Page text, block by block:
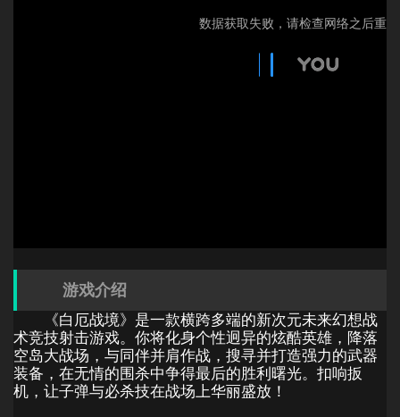
游戏介绍
《白厄战境》是一款横跨多端的新次元未来幻想战
术竞技射击游戏。你将化身个性迥异的炫酷英雄，降落
空岛大战场，与同伴并肩作战，搜寻并打造强力的武器
装备，在无情的围杀中争得最后的胜利曙光。扣响扳
机，让子弹与必杀技在战场上华丽盛放！